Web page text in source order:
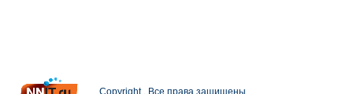
Copyright . Все права защищены